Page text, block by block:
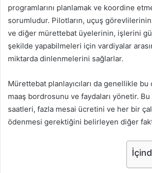
programlarını planlamak ve koordine
sorumludur. Pilotların, uçuş
ve diğer mürettebat üyelerinin, işlerini
şekilde yapabilmeleri için vardiyalar
miktarda dinlenmelerini sağlarlar.
Mürettebat planlayıcıları da genellikle bu
maaş bordrosunu ve faydaları yönetir. Bu
saatleri, fazla mesai ücretini ve her bir
ödenmesi gerektiğini belirleyen diğer